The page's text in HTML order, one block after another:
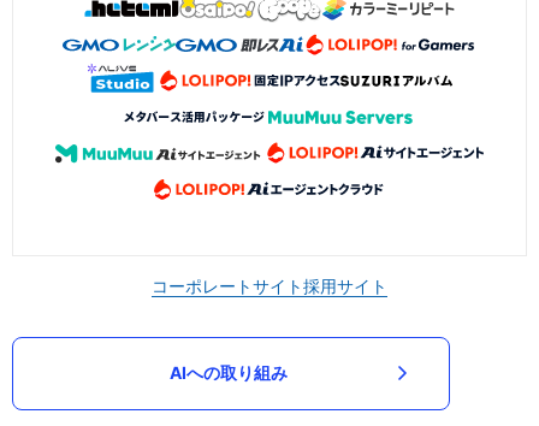
コーポレートサイト採用サイト
AIへの取り組み